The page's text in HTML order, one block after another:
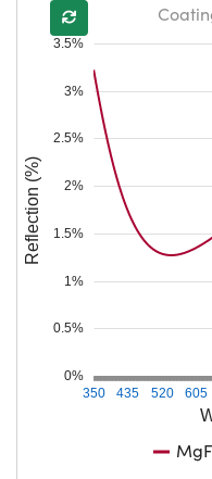
350 435 520 605
0%
0.5%
1%
1.5%
2%
2.5%
3%
3.5%
Reflection (%)